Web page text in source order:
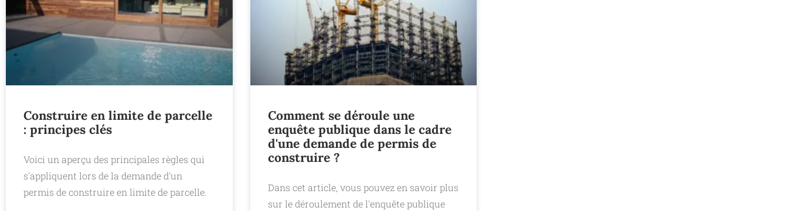
Construire en limite de parcelle
: principes clés
Voici un aperçu des principales règles qui
s'appliquent lors de la demande d'un
permis de construire en limite de parcelle.
Comment se déroule une
enquête publique dans le cadre
d'une demande de permis de
construire ?
Dans cet article, vous pouvez en savoir plus
sur le déroulement de l'enquête publique